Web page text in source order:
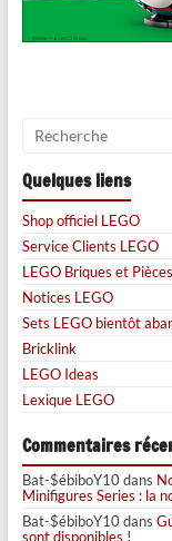
Quelques liens
Shop officiel LEGO
Service Clients LEGO
LEGO Briques et Pièces
Notices LEGO
Sets LEGO bientôt
Bricklink
LEGO Ideas
Lexique LEGO
Commentaires
Bat-$ébiboY10dans
Minifigures Series : la
Bat-$ébiboY10dans
sont disponibles !